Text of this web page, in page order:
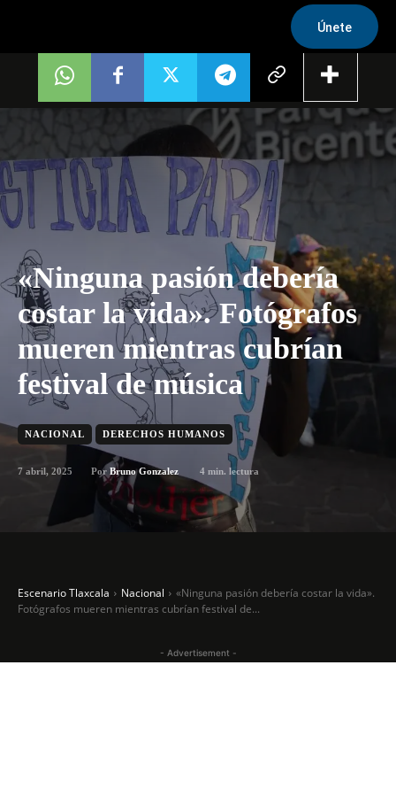
Únete
«Ninguna pasión debería
costar la vida». Fotógrafos
mueren mientras cubrían
festival de música
NACIONAL DERECHOS HUMANOS
7 abril, 2025 Por Bruno Gonzalez 4 min. lectura
Escenario Tlaxcala Nacional
«Ninguna pasión debería costar la vida».
Fotógrafos mueren mientras cubrían festival de...
- Advertisement -